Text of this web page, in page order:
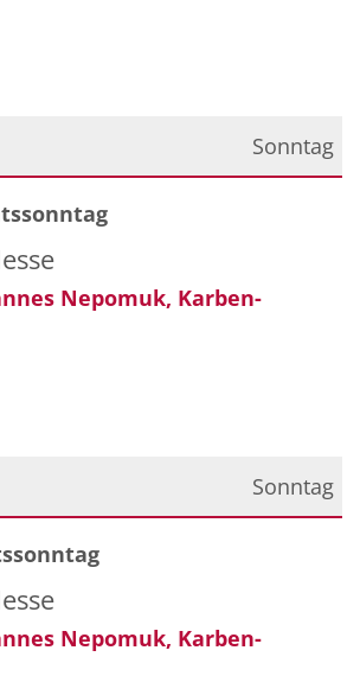
Sonntag
2025
Nepomuk, Karben-
Sonntag
2025
Nepomuk, Karben-